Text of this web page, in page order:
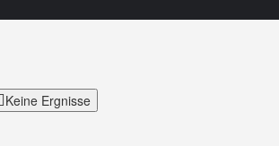
Keine Ergnisse